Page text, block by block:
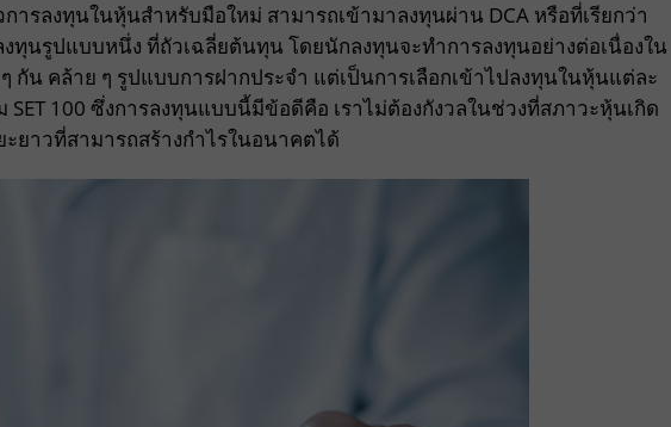
รลงทุนในหุ้นสำหรับมือใหม่ สามารถเข้ามาลงทุนผ่าน DCA หรือที่เรียกว่า
งทุนรูปแบบหนึ่ง ที่ถัวเฉลี่ยต้นทุน โดยนักลงทุนจะทำการลงทุนอย่างต่อเนื่องใน
กัน คล้าย ๆ รูปแบบการฝากประจำ แต่เป็นการเลือกเข้าไปลงทุนในหุ้นแต่ละ
100 ซึ่งการลงทุนแบบนี้มีข้อดีคือ เราไม่ต้องกังวลในช่วงที่สภาวะหุ้นเกิด
ยาวที่สามารถสร้างกำไรในอนาคตได้